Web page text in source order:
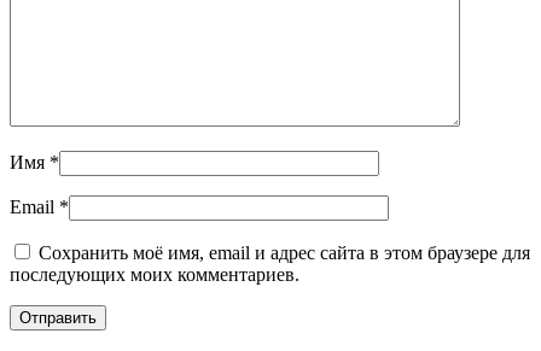
Имя *
Email *
Сохранить моё имя, email и адрес сайта в этом браузере для
последующих моих комментариев.